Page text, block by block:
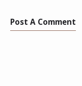
Post A Comment